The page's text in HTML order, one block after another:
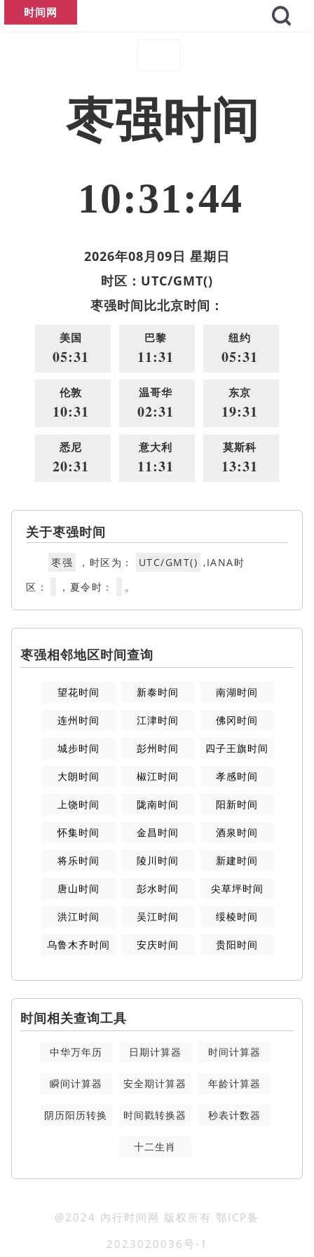
时间网
枣强时间
10:31:44
2026年08月09日 星期日
时区：UTC/GMT()
枣强时间比北京时间：
美国
05:31
巴黎
11:31
纽约
05:31
伦敦
10:31
温哥华
02:31
东京
19:31
悉尼
20:31
意大利
11:31
莫斯科
13:31
关于枣强时间
枣强 ，时区为： UTC/GMT() ,IANA时
区：
，夏令时： 。
枣强相邻地区时间查询
望花时间 新泰时间 南湖时间
连州时间 江津时间 佛冈时间
城步时间 彭州时间 四子王旗时间
大朗时间 椒江时间 孝感时间
上饶时间 陇南时间 阳新时间
怀集时间 金昌时间 酒泉时间
将乐时间 陵川时间 新建时间
唐山时间 彭水时间 尖草坪时间
洪江时间 吴江时间 绥棱时间
乌鲁木齐时间 安庆时间 贵阳时间
时间相关查询工具
中华万年历 日期计算器 时间计算器
瞬间计算器 安全期计算器 年龄计算器
阴历阳历转换 时间戳转换器 秒表计数器
十二生肖
@2024 内行时间网 版权所有 鄂ICP备
2023020036号-1